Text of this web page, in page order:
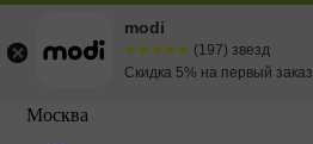
Москва
modi
☆☆☆☆☆
★★★★★ (197) звезд
Скидка 5% на первый заказ